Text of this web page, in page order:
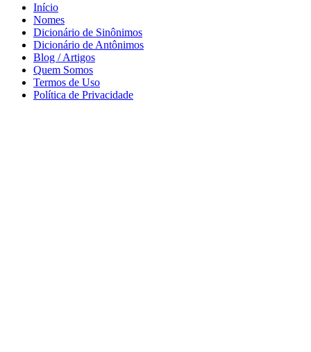
Início
Nomes
Dicionário de Sinônimos
Dicionário de Antônimos
Blog / Artigos
Quem Somos
Termos de Uso
Política de Privacidade